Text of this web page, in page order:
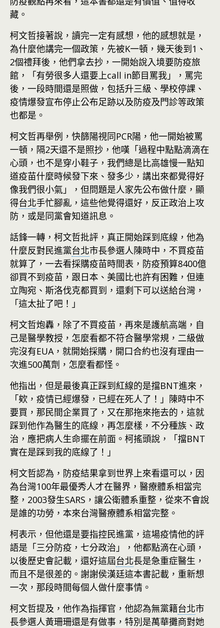
藏。
柯文哲接著說，讀完一定有感想，他的感想就是，
為什麼他講完一個政策，先被K一頓，幾天後到1、
2個禮拜後，他們拿去抄，一開始說入境要防疫旅
館，「有勞很多人還要上call in節目罵我」，罵完
後，一段時間還是照做，包括升三級、學校停課、
疫情爆發宣布停止公布足跡以及防疫及門診等政策
也都是。
柯文哲再舉例，快篩陽視同PCR陽，他一開始被罵
一頓，隔2天還不是照抄，他嘆「過程中點點滴滴在
心頭，也不是穿小鞋子，我們總是比高雄慢一點知
道疫苗什麼時候發下來、發多少，講出來都覺得好
像我們很小氣」，但問題是人家先公布做什麼，顯
得台北手忙腳亂，這些他覺得還好，反正政治上攻
防，或是同黨會知道訊息。
話鋒一轉，柯文哲批評，真正開始踩到底線，他為
什麼反對民進黨台北市長參選人陳時中，不買疫苗
就算了，一去看採購疫苗時間表，防疫預算8400億
卻買不到疫苗，跟日本、美國比也許有困難，但連
立陶宛、斯洛伐克都買到，還剩下可以送給台灣，
「這太扯了吧！」
柯文哲炮轟，除了不買疫苗，再來是護航高端，自
己是醫學教授，怎麼看都不符合醫學常規，二級做
完沒有EUA，就開始採購，開口合約也沒有理由一
次進500萬劑，怎麼看都怪。
他指出，但是最後真正踩到紅線的是擋BNT進來，
「欸，疫情已經爆發，已經在死人了！」陳時中不
要買，那民間企業買了，又在那拖來拖去的，這就
踩到他作為醫生的底線，再怎麼樣，不分種族、政
治，應把病人生命擺在前面。柯搖頭說，「擋BNT
實在是踩到我的底線了！」
柯文哲認為，防疫結果拿到世界上來看還可以，因
為台灣100年最優秀人才在醫界，醫療體系相當完
整，2003發生SARS，讓公衛體系重整，從來不會說
是誰的功勞，本來台灣醫療體系相當完整。
柯表示，但他還是要指控民進黨，這場疫情他的評
語是「三分防疫，七分政治」，他都點滴在心頭，
以後歷史會記載，還好這屆台北長是急重症醫生，
而且不是很差的。謝謝侯漢廷這本書記載，重新想
一次，那段時間每個人做什麼事情。
柯文哲提及，他作為指揮官，他認為無黨籍台北市
長參選人黃珊珊還是有做事，特別是萬華攤商對她